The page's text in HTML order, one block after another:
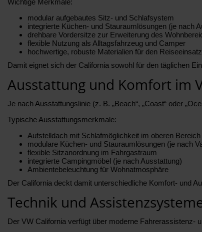
modular aufgebautes Sitz- und Schlafsystem
integrierte Küchen- und Stauraumlösungen (je nach
drehbare Vordersitze zur Erweiterung des
flexible Nutzung als Alltagsfahrzeug und Camper
hochwertige, robuste Materialien für den Reiseeinsatz
Damit eignet sich der California sowohl für den täglichen
Ausstattung und Komfort im
Je nach Ausstattungslinie (z. B. „Beach“, „Coast“ oder
Typische Ausstattungsmerkmale:
Aufstelldach mit Schlafmöglichkeit im oberen Bereich
modulare Küchen- und Stauraumlösungen (je nach
flexible Sitzanordnung im Fahrgastraum
integrierte Campingmöbel (je nach Ausstattung)
Ambientebeleuchtung für Wohnatmosphäre
Der California deckt damit unterschiedliche Komfort- und
Technik und
Der VW California verfügt über moderne Fahrerassistenz-